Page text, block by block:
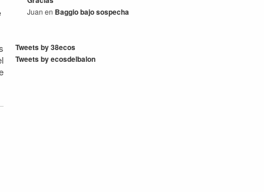
Juan en Baggio bajo sospecha
Tweets by 38ecos
Tweets by ecosdelbalon